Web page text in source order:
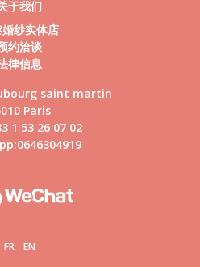
于我们
婚纱实体店
约洽谈
律信息
saint martin
Paris
1 53 26 07 02
FR EN